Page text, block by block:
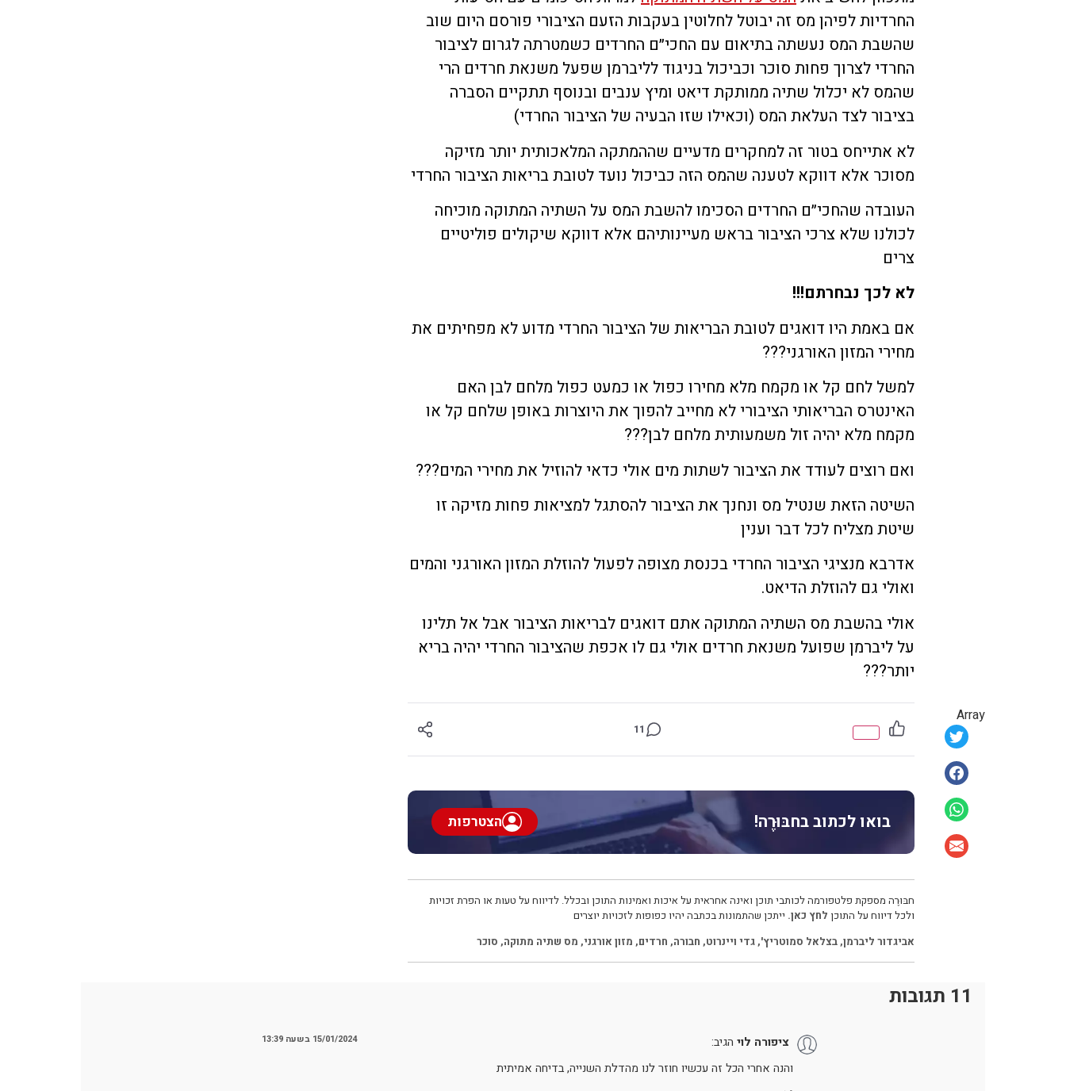
Array
החרדיות לפיהן מס זה יבוטל לחלוטין בעקבות הזעם הציבורי פורסם היום שוב
שהשבת המס נעשתה בתיאום עם החכי״ם החרדים כשמטרתה לגרום לציבור
החרדי לצרוך פחות סוכר וכביכול בניגוד לליברמן שפעל משנאת חרדים הרי
שהמס לא יכלול שתיה ממותקת דיאט ומיץ ענבים ובנוסף תתקיים הסברה
בציבור לצד העלאת המס (וכאילו שזו הבעיה של הציבור החרדי)
לא אתייחס בטור זה למחקרים מדעיים שההמתקה המלאכותית יותר מזיקה
מסוכר אלא דווקא לטענה שהמס הזה כביכול נועד לטובת בריאות הציבור החרדי
העובדה שהחכי״ם החרדים הסכימו להשבת המס על השתיה המתוקה מוכיחה
לכולנו שלא צרכי הציבור בראש מעיינותיהם אלא דווקא שיקולים פוליטיים
צרים
לא לכך נבחרתם!!!
אם באמת היו דואגים לטובת הבריאות של הציבור החרדי מדוע לא מפחיתים את
מחירי המזון האורגני???
למשל לחם קל או מקמח מלא מחירו כפול או כמעט כפול מלחם לבן האם
האינטרס הבריאותי הציבורי לא מחייב להפוך את היוצרות באופן שלחם קל או
מקמח מלא יהיה זול משמעותית מלחם לבן???
ואם רוצים לעודד את הציבור לשתות מים אולי כדאי להוזיל את מחירי המים???
השיטה הזאת שנטיל מס ונחנך את הציבור להסתגל למציאות פחות מזיקה זו
שיטת מצליח לכל דבר וענין
אדרבא מנציגי הציבור החרדי בכנסת מצופה לפעול להוזלת המזון האורגני והמים
ואולי גם להוזלת הדיאט.
אולי בהשבת מס השתיה המתוקה אתם דואגים לבריאות הציבור אבל אל תלינו
על ליברמן שפועל משנאת חרדים אולי גם לו אכפת שהציבור החרדי יהיה בריא
יותר???
11
בואו לכתוב בחבּוּרֶה! הצטרפות
חבּוּרֶה מספקת פלטפורמה לכותבי תוכן ואינה אחראית על איכות ואמינות התוכן ובכלל. לדיווח על טעות או הפרת זכויות
ולכל דיווח על התוכן לחץ כאן. ייתכן שהתמונות בכתבה יהיו כפופות לזכויות יוצרים
אביגדור ליברמן,בצלאל סמוטריץ',גדי ויינרוט, חבורה, חרדים, מזון אורגני, מס שתיה מתוקה, סוכר
11 תגובות
ציפורה לוי הגיב: 15/01/2024 בשעה 13:39
והנה אחרי הכל זה עכשיו חוזר לנו מהדלת השנייה, בדיחה אמיתית